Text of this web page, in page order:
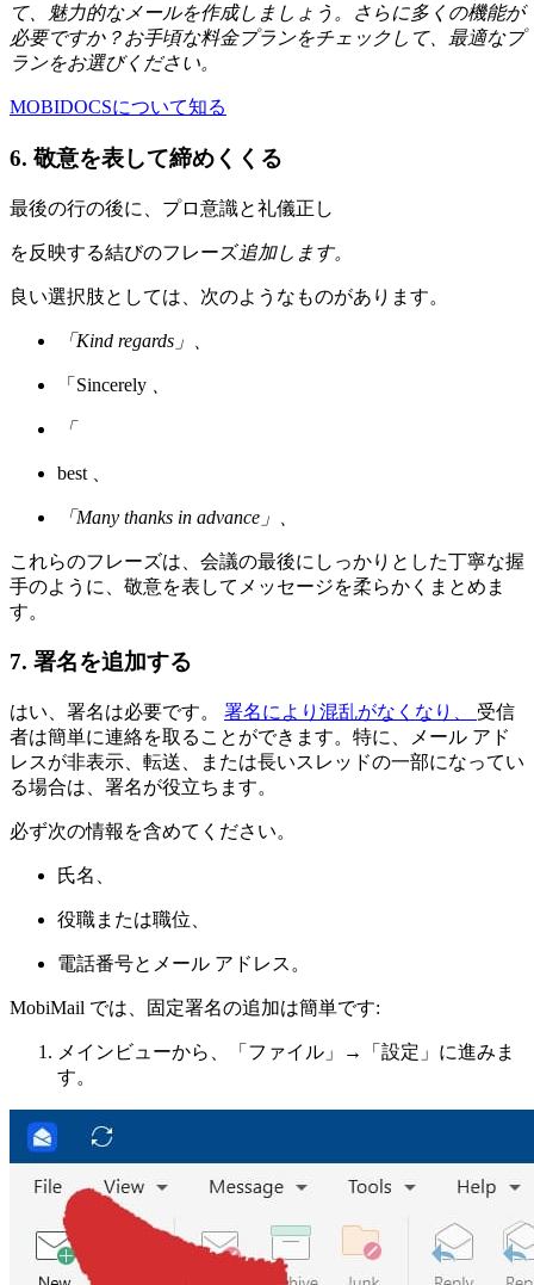
て、魅力的なメールを作成しましょう。さらに多くの機能が
必要ですか？お手頃な料金プランをチェックして、最適なプ
ランをお選びください。
MOBIDOCSについて知る
6. 敬意を表して締めくくる
最後の行の後に、プロ意識と礼儀正し
を反映する結びのフレーズ追加します。
良い選択肢としては、次のようなものがあります。
「Kind regards」、
「Sincerely 、
「
best 、
「Many thanks in advance」、
これらのフレーズは、会議の最後にしっかりとした丁寧な握
手のように、敬意を表してメッセージを柔らかくまとめま
す。
7. 署名を追加する
はい、署名は必要です。 署名により混乱がなくなり、 受信
者は簡単に連絡を取ることができます。特に、メール アド
レスが非表示、転送、または長いスレッドの一部になってい
る場合は、署名が役立ちます。
必ず次の情報を含めてください。
氏名、
役職または職位、
電話番号とメール アドレス。
MobiMail では、固定署名の追加は簡単です:
メインビューから、「ファイル」→「設定」に進みま
す。